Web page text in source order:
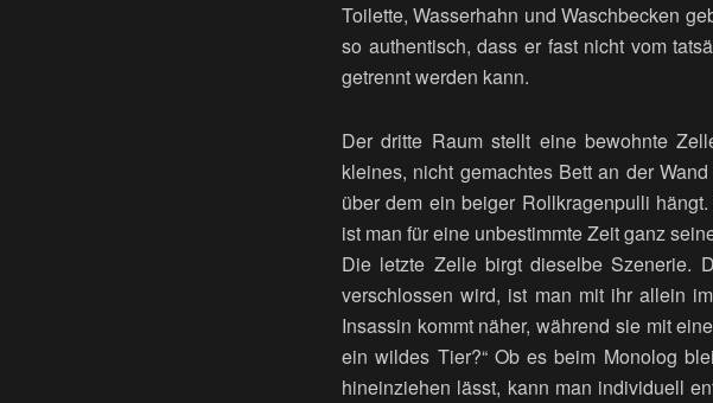
Toilette, Wasserhahn und Waschbecken
so authentisch, dass er fast nicht vom
getrennt werden kann.
Der dritte Raum stellt eine bewohnte
kleines, nicht gemachtes Bett an der
über dem ein beiger Rollkragenpulli
ist man für eine unbestimmte Zeit ganz
Die letzte Zelle birgt dieselbe Szenerie.
verschlossen wird, ist man mit ihr allein
Insassin kommt näher, während sie mit
ein wildes Tier?“ Ob es beim Monolog
hineinziehen lässt, kann man individuell